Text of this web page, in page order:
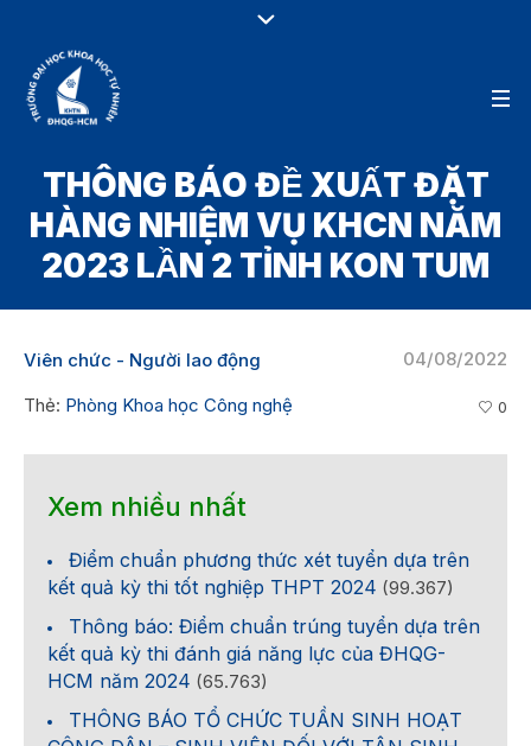
THÔNG BÁO ĐỀ XUẤT ĐẶT
HÀNG NHIỆM VỤ KHCN NĂM
2023 LẦN 2 TỈNH KON TUM
04/08/2022
Viên chức - Người lao động
Thẻ: Phòng Khoa học Công nghệ 0
Xem nhiều nhất
Điểm chuẩn phương thức xét tuyển dựa trên
kết quả kỳ thi tốt nghiệp THPT 2024 (99.367)
Thông báo: Điểm chuẩn trúng tuyển dựa trên
kết quả kỳ thi đánh giá năng lực của ĐHQG-
HCM năm 2024 (65.763)
THÔNG BÁO TỔ CHỨC TUẦN SINH HOẠT